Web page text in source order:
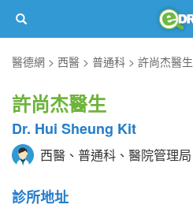
醫德網
西醫 普通科 許尚杰醫生
許尚杰醫生
Dr. Hui Sheung Kit
西醫、普通科、醫院管理局
診所地址